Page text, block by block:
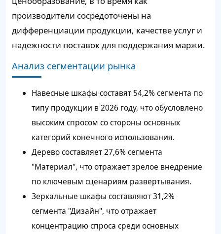
производители сосредоточены на
дифференциации продукции, качестве услуг и
надежности поставок для поддержания маржи.
Анализ сегментации рынка
Навесные шкафы составят 54,2% сегмента по
типу продукции в 2026 году, что обусловлено
высоким спросом со стороны основных
категорий конечного использования.
Дерево составляет 27,6% сегмента
"Материал", что отражает зрелое внедрение
по ключевым сценариям развертывания.
Зеркальные шкафы составляют 31,2%
сегмента "Дизайн", что отражает
концентрацию спроса среди основных